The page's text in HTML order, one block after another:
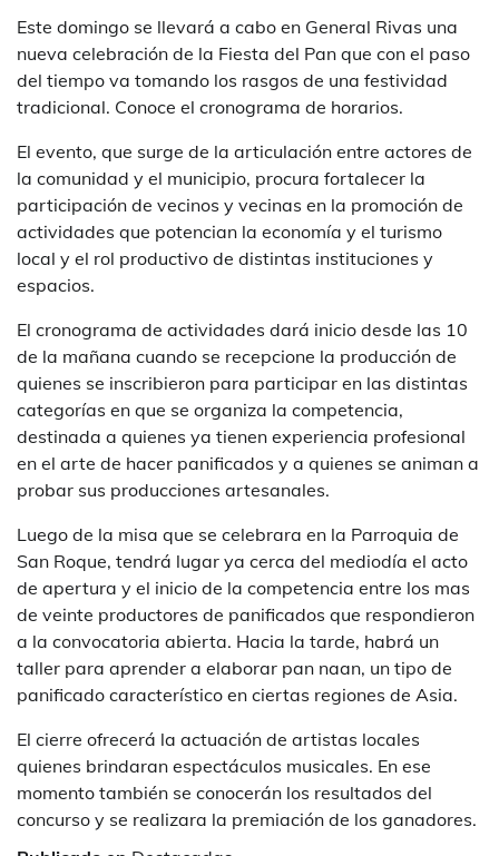
Este domingo se llevará a cabo en General Rivas una
nueva celebración de la Fiesta del Pan que con el paso
del tiempo va tomando los rasgos de una festividad
tradicional. Conoce el cronograma de horarios.
El evento, que surge de la articulación entre actores de
la comunidad y el municipio, procura fortalecer la
participación de vecinos y vecinas en la promoción de
actividades que potencian la economía y el turismo
local y el rol productivo de distintas instituciones y
espacios.
El cronograma de actividades dará inicio desde las 10
de la mañana cuando se recepcione la producción de
quienes se inscribieron para participar en las distintas
categorías en que se organiza la competencia,
destinada a quienes ya tienen experiencia profesional
en el arte de hacer panificados y a quienes se animan a
probar sus producciones artesanales.
Luego de la misa que se celebrara en la Parroquia de
San Roque, tendrá lugar ya cerca del mediodía el acto
de apertura y el inicio de la competencia entre los mas
de veinte productores de panificados que respondieron
a la convocatoria abierta. Hacia la tarde, habrá un
taller para aprender a elaborar pan naan, un tipo de
panificado característico en ciertas regiones de Asia.
El cierre ofrecerá la actuación de artistas locales
quienes brindaran espectáculos musicales. En ese
momento también se conocerán los resultados del
concurso y se realizara la premiación de los ganadores.